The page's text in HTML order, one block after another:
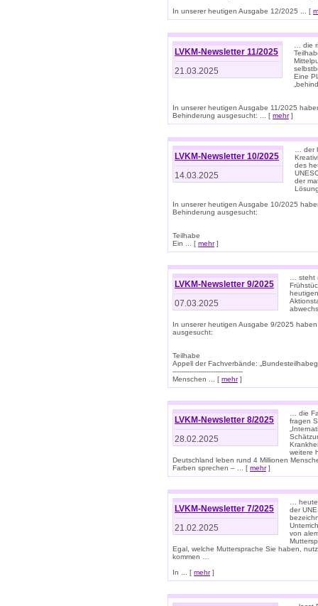
In unserer heutigen Ausgabe 12/2025 ... [
LVKM-Newsletter 11/2025
21.03.2025
… die
Eine
In unserer heutigen Ausgabe 11/2025
Behinderung ausgesucht: ... [ mehr]
LVKM-Newsletter 10/2025
14.03.2025
… der
des
der
In unserer heutigen Ausgabe 10/2025
Behinderung ausgesucht:
Teilhabe
Ein ... [ mehr]
LVKM-Newsletter 9/2025
07.03.2025
… steht
In unserer heutigen Ausgabe 9/2025
ausgesucht:
Teilhabe
Appell der Fachverbände:
---------------------------------
Menschen ... [ mehr]
LVKM-Newsletter 8/2025
28.02.2025
… die
fragen
weitere
Deutschland leben rund 4 Millionen
Farben sprechen – ... [ mehr]
LVKM-Newsletter 7/2025
21.02.2025
…
der
von
Egal, welche Muttersprache Sie haben,
kommen …
In ... [ mehr]